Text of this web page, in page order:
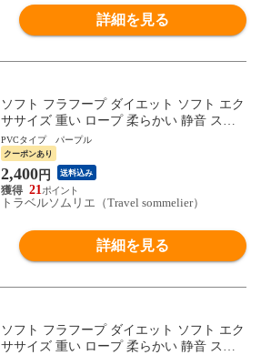
詳細を見る
ソフト フラフープ ダイエット ソフト エク
ササイズ 重い ロープ 柔らかい 静音 スプ
リング スマート 折りたたみ 送料無料 ※北
海道、沖縄県、離島を除く 【ロジ発送】P
VC パープル トラベルソムリエ w-tre5
PVCタイプ パープル
クーポンあり
2,400円 送料込み
21
トラベルソムリエ（Travel sommelier）
詳細を見る
ソフト フラフープ ダイエット ソフト エク
ササイズ 重い ロープ 柔らかい 静音 スプ